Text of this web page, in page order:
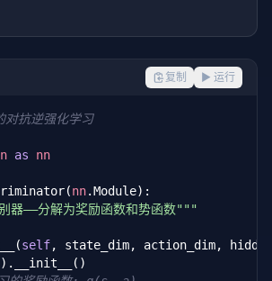
复制 ▶ 运行
抗逆强化学习
as nn
nn.Module):
器——分解为奖励函数和势函数"""
self, state_dim, action_dim,